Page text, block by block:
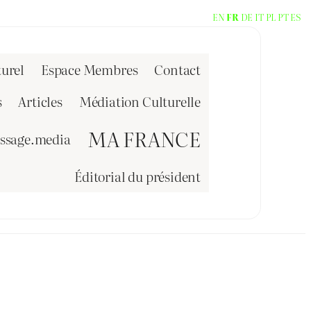
Espace Membres
Contact
Articles
Médiation Culturelle
MA FRANCE
Éditorial du président
EN FR DE IT PL PTES